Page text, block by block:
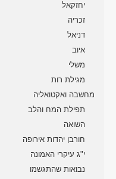
יחזקאל
זכריה
דניאל
איוב
משלי
מגילת רות
מחשבה ואקטואליה
תפילת המח והלב
השואה
חורבן יהדות אירופה
י"ג עיקרי האמונה
נבואות שהתגשמו